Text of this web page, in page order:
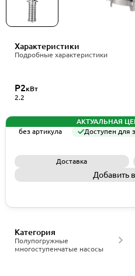
Характеристики
Подробные характеристики
P2кВт
2.2
АКТУАЛЬНАЯ
без артикула
Доступен для
Доставка
Добавить
Полупогружные
многоступенчатые насосы
Категория